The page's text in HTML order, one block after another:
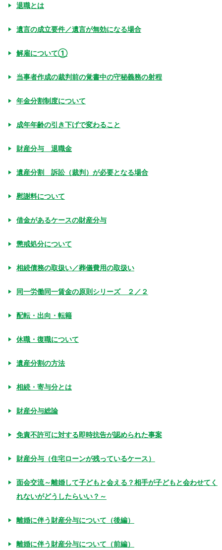
退職とは
遺言の成立要件／遺言が無効になる場合
解雇について①
当事者作成の裁判前の覚書中の守秘義務の射程
年金分割制度について
成年年齢の引き下げで変わること
財産分与 退職金
遺産分割 訴訟（裁判）が必要となる場合
慰謝料について
借金があるケースの財産分与
懲戒処分について
相続債務の取扱い／葬儀費用の取扱い
同一労働同一賃金の原則シリーズ ２／２
配転・出向・転籍
休職・復職について
遺産分割の方法
相続・寄与分とは
財産分与総論
免責不許可に対する即時抗告が認められた事案
財産分与（住宅ローンが残っているケース）
面会交流～離婚して子どもと会える？相手が子どもと会わせてく
れないがどうしたらいい？～
離婚に伴う財産分与について（後編）
離婚に伴う財産分与について（前編）